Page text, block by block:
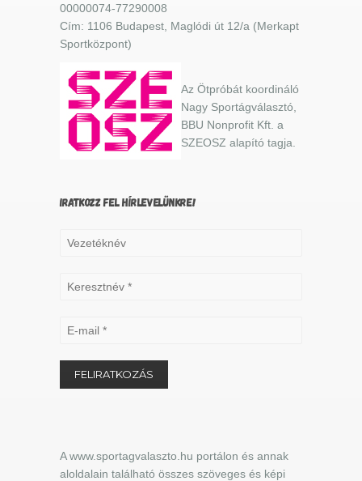
00000074-77290008
Cím: 1106 Budapest, Maglódi út 12/a (Merkapt
Sportközpont)
Az Ötpróbát koordináló
Nagy Sportágválasztó,
BBU Nonprofit Kft. a
SZEOSZ alapító tagja.
IRATKOZZ FEL HÍRLEVELÜNKRE!
A www.sportagvalaszto.hu portálon és annak
aloldalain található összes szöveges és képi